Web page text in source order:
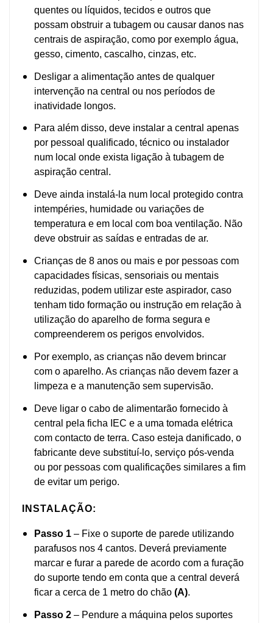
quentes ou líquidos, tecidos e outros que
possam obstruir a tubagem ou causar danos nas
centrais de aspiração, como por exemplo água,
gesso, cimento, cascalho, cinzas, etc.
Desligar a alimentação antes de qualquer
intervenção na central ou nos períodos de
inatividade longos.
Para além disso, deve instalar a central apenas
por pessoal qualificado, técnico ou instalador
num local onde exista ligação à tubagem de
aspiração central.
Deve ainda instalá-la num local protegido contra
intempéries, humidade ou variações de
temperatura e em local com boa ventilação. Não
deve obstruir as saídas e entradas de ar.
Crianças de 8 anos ou mais e por pessoas com
capacidades físicas, sensoriais ou mentais
reduzidas, podem utilizar este aspirador, caso
tenham tido formação ou instrução em relação à
utilização do aparelho de forma segura e
compreenderem os perigos envolvidos.
Por exemplo, as crianças não devem brincar
com o aparelho. As crianças não devem fazer a
limpeza e a manutenção sem supervisão.
Deve ligar o cabo de alimentarão fornecido à
central pela ficha IEC e a uma tomada elétrica
com contacto de terra. Caso esteja danificado, o
fabricante deve substituí-lo, serviço pós-venda
ou por pessoas com qualificações similares a fim
de evitar um perigo.
INSTALAÇÃO:
Passo 1 – Fixe o suporte de parede utilizando
parafusos nos 4 cantos. Deverá previamente
marcar e furar a parede de acordo com a furação
do suporte tendo em conta que a central deverá
ficar a cerca de 1 metro do chão (A).
Passo 2 – Pendure a máquina pelos suportes